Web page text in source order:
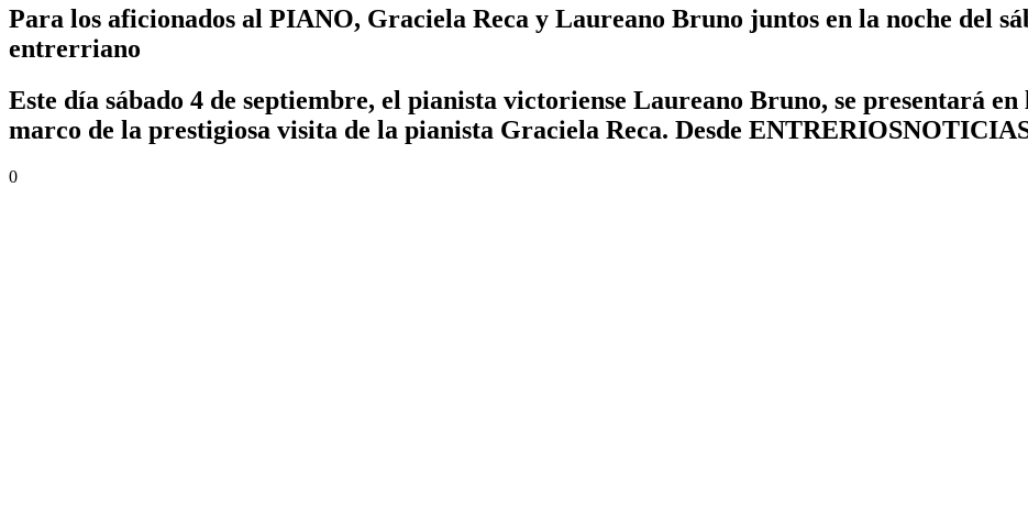
Para los aficionados al PIANO, Graciela Reca y Laureano Bruno juntos en la noche del
entrerriano
Este día sábado 4 de septiembre, el pianista victoriense Laureano Bruno, se presentará
marco de la prestigiosa visita de la pianista Graciela Reca. Desde
0